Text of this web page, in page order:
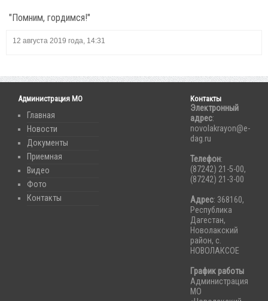
"Помним, гордимся!"
12 августа 2019 года, 14:31
Администрация МО
Главная
Новости
Документы
Приемная
Видео
Фото
Контакты
Контакты
Электронный
адрес:
novolakrayon@e-
dag.ru
Телефон:
(87242) 21-5-00,
(87242) 21-3-00
Адрес: 368160,
Республика
Дагестан,
Новолакский
район, с.
НОВОЛАКСОЕ
График работы
Администрация
МО